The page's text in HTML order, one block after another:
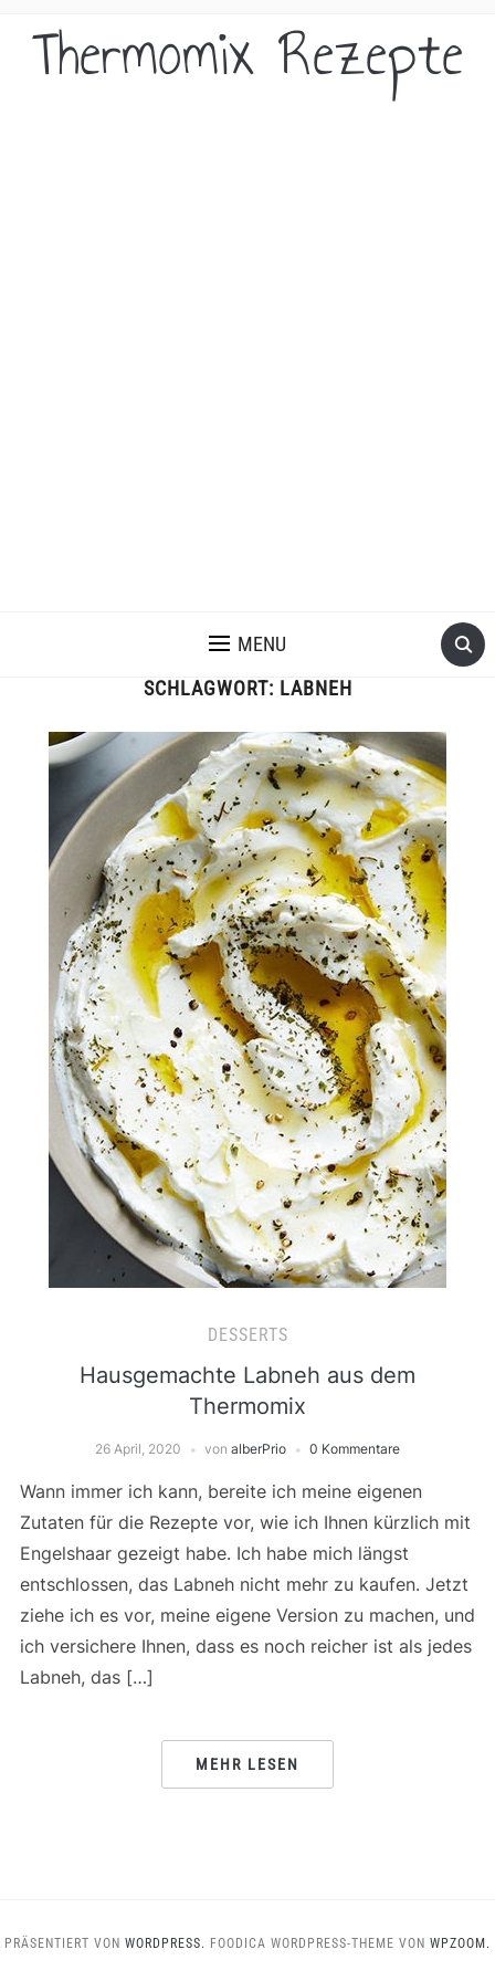
Thermomix Rezepte
MENU
SCHLAGWORT: LABNEH
DESSERTS
Hausgemachte Labneh aus dem
Thermomix
26 April, 2020 von alberPrio 0 Kommentare
Wann immer ich kann, bereite ich meine eigenen
Zutaten für die Rezepte vor, wie ich Ihnen kürzlich mit
Engelshaar gezeigt habe. Ich habe mich längst
entschlossen, das Labneh nicht mehr zu kaufen. Jetzt
ziehe ich es vor, meine eigene Version zu machen, und
ich versichere Ihnen, dass es noch reicher ist als jedes
Labneh, das […]
MEHR LESEN
PRÄSENTIERT VON WORDPRESS. FOODICA WORDPRESS-THEME VON WPZOOM.